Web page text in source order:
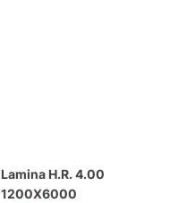
Lamina H.R. 4.00
1200X6000